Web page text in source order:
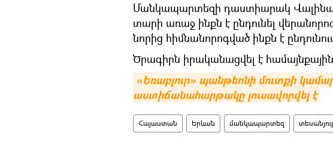
Մանկապարտեզի դաստիարակ Վալինա
տարի առաջ ինքն է ընդունել
նորից հիմնանորոգված ինքն է
Ծրագիրն իրականացվել է համայնքային
«Եռաբլուր» պանթեոնի մուտքի
աստիճանահարթակը լուսավորվել է
Հայաստան Երևան մանկապարտեզ